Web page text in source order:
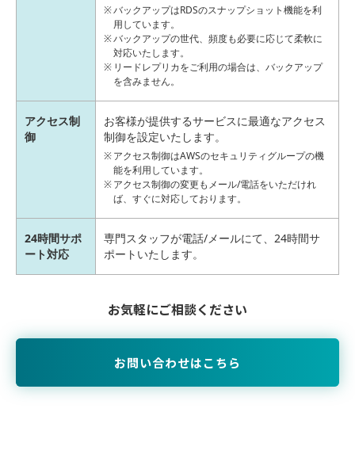
バックアップはRDSのスナップショット機能を利
用しています。
バックアップの世代、頻度も必要に応じて柔軟に
対応いたします。
リードレプリカをご利用の場合は、バックアップ
を含みません。
アクセス制
御
お客様が提供するサービスに最適なアクセス
制御を設定いたします。
アクセス制御はAWSのセキュリティグループの機
能を利用しています。
アクセス制御の変更もメール/電話をいただけれ
ば、すぐに対応しております。
24時間サポ
ート対応
専門スタッフが電話/メールにて、24時間サ
ポートいたします。
お気軽にご相談ください
お問い合わせはこちら